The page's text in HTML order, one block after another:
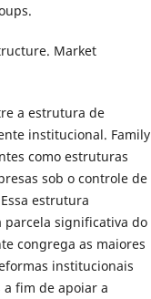
Market
a estrutura de
institucional. Family
como estruturas
sob o controle de
estrutura
parcela significativa do
congrega as maiores
institucionais
fim de apoiar a